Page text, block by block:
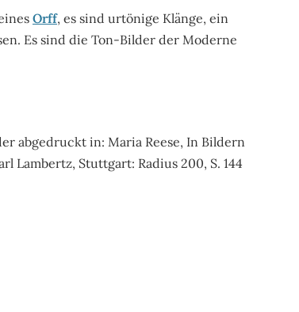
Orff, es sind urtönige Klänge, ein
Es sind die Ton-Bilder der Moderne
abgedruckt in: Maria Reese, In Bildern
Lambertz, Stuttgart: Radius 200, S. 144